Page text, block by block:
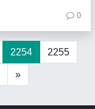
0
2254 2255
»